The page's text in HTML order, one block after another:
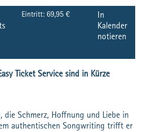
Eintritt: 69,95 €
In
Kalender
notieren
Ticket Service sind in Kürze
die Schmerz, Hoffnung und Liebe in
authentischen Songwriting trifft er